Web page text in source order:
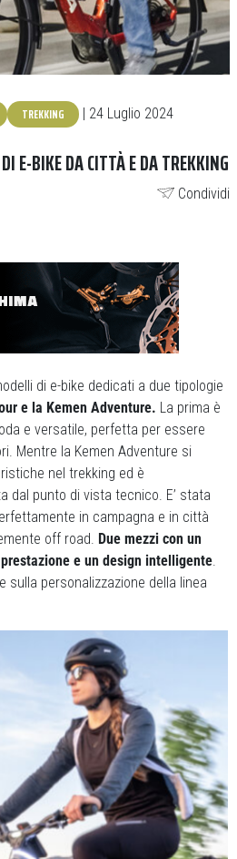
TREKKING | 24 Luglio 2024
E-BIKE DA CITTÀ E DA TREKKING
Condividi
di e-bike dedicati a due tipologie
e la Kemen Adventure. La prima è
e versatile, perfetta per essere
Mentre la Kemen Adventure si
nel trekking ed è
dal punto di vista tecnico. E’ stata
in campagna e in città
off road. Due mezzi con un
e un design intelligente.
sulla personalizzazione della linea